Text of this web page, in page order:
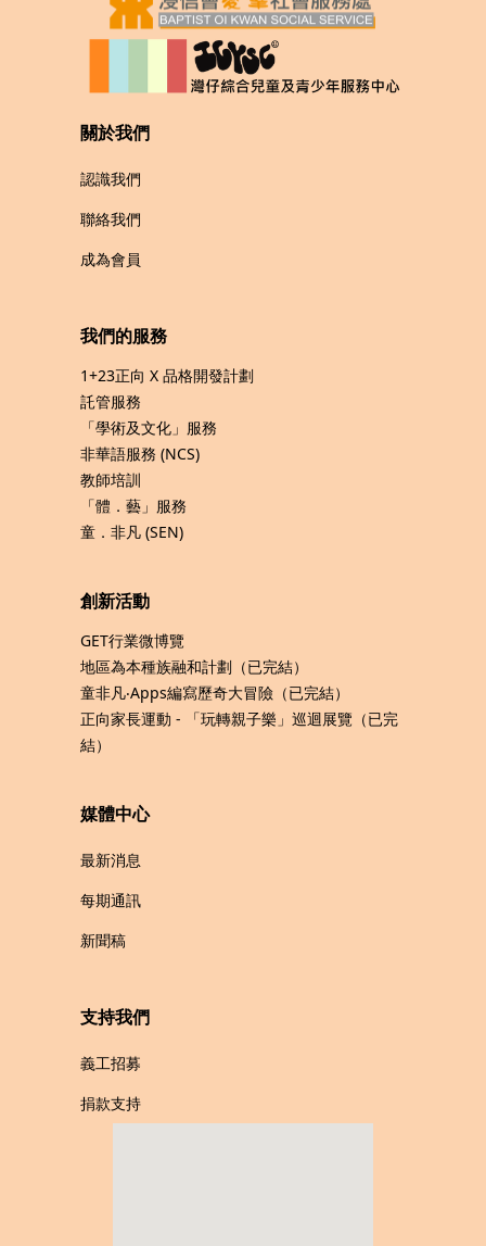
關於我們
認識我們
聯絡我們
成為會員
我們的服務
1+23正向 X 品格開發計劃
託管服務
「學術及文化」服務
非華語服務 (NCS)
教師培訓
「體．藝」服務
童．非凡 (SEN)
創新活動
GET行業微博覽
地區為本種族融和計劃（已完結）
童非凡‧Apps編寫歷奇大冒險（已完結）
正向家長運動 - 「玩轉親子樂」巡迴展覽（已完
結）
媒體中心
最新消息
每期通訊
新聞稿
支持我們
義工招募
捐款支持